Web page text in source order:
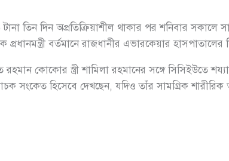
তিন দিন অপ্রতিক্রিয়াশীল থাকার পর শনিবার সকালে
বর্তমানে রাজধানীর এভারকেয়ার হাসপাতালের
কোকোর স্ত্রী শামিলা রহমানের সঙ্গে সিসিইউতে
সংকেত হিসেবে দেখছেন, যদিও তাঁর সামগ্রিক শারীরিক